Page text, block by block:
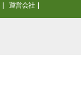
運営会社